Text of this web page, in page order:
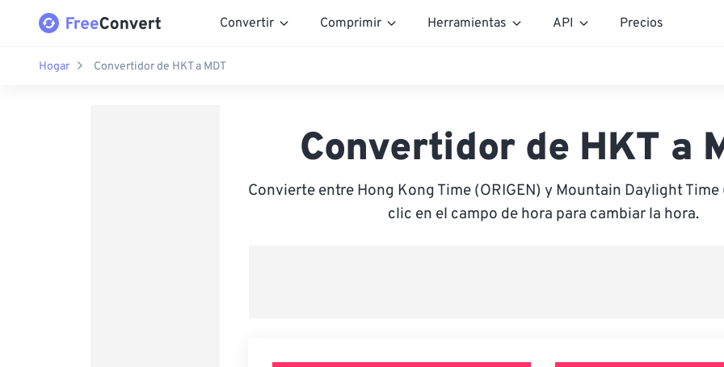
Convertir Comprimir Herramientas API Precios
Hogar Convertidor de HKT a MDT
Convertidor de HKT a
Convierte entre Hong Kong Time (ORIGEN) y Mountain Daylight Time
clic en el campo de hora para cambiar la hora.